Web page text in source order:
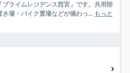
ライムレジデンス西宮」です。共用部
場・バイク置場などが備わっ... もっと